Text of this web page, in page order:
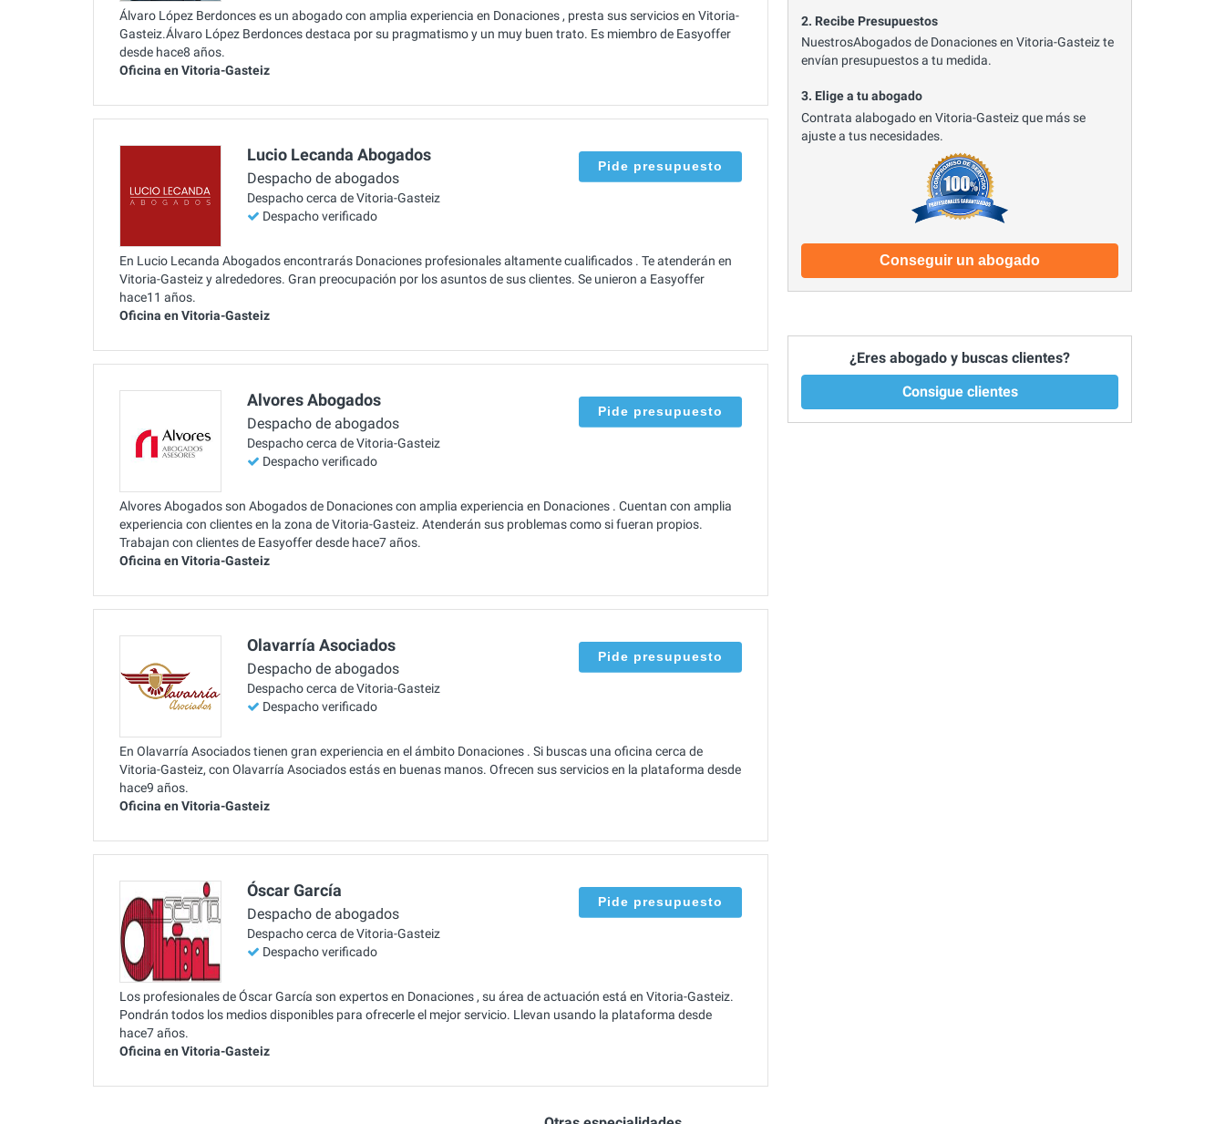
Álvaro López Berdonces es un abogado con amplia experiencia en Donaciones , presta sus servicios en Vitoria-
Gasteiz.Álvaro López Berdonces destaca por su pragmatismo y un muy buen trato. Es miembro de Easyoffer
desde hace8 años.
Oficina en Vitoria-Gasteiz
Lucio Lecanda Abogados
Despacho de abogados
Despacho cerca de Vitoria-Gasteiz
Despacho verificado
Pide presupuesto
En Lucio Lecanda Abogados encontrarás Donaciones profesionales altamente cualificados . Te atenderán en
Vitoria-Gasteiz y alrededores. Gran preocupación por los asuntos de sus clientes. Se unieron a Easyoffer
hace11 años.
Oficina en Vitoria-Gasteiz
Alvores Abogados
Despacho de abogados
Despacho cerca de Vitoria-Gasteiz
Despacho verificado
Pide presupuesto
Alvores Abogados son Abogados de Donaciones con amplia experiencia en Donaciones . Cuentan con amplia
experiencia con clientes en la zona de Vitoria-Gasteiz. Atenderán sus problemas como si fueran propios.
Trabajan con clientes de Easyoffer desde hace7 años.
Oficina en Vitoria-Gasteiz
Olavarría Asociados
Despacho de abogados
Despacho cerca de Vitoria-Gasteiz
Despacho verificado
Pide presupuesto
En Olavarría Asociados tienen gran experiencia en el ámbito Donaciones . Si buscas una oficina cerca de
Vitoria-Gasteiz, con Olavarría Asociados estás en buenas manos. Ofrecen sus servicios en la plataforma desde
hace9 años.
Oficina en Vitoria-Gasteiz
Óscar García
Despacho de abogados
Despacho cerca de Vitoria-Gasteiz
Despacho verificado
Pide presupuesto
Los profesionales de Óscar García son expertos en Donaciones , su área de actuación está en Vitoria-Gasteiz.
Pondrán todos los medios disponibles para ofrecerle el mejor servicio. Llevan usando la plataforma desde
hace7 años.
Oficina en Vitoria-Gasteiz
2. Recibe Presupuestos
NuestrosAbogados de Donaciones en Vitoria-Gasteiz te
envían presupuestos a tu medida.
3. Elige a tu abogado
Contrata alabogado en Vitoria-Gasteiz que más se
ajuste a tus necesidades.
Conseguir un abogado
¿Eres abogado y buscas clientes?
Consigue clientes